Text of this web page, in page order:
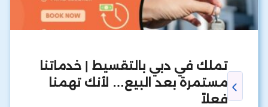
تملك في دبي بالتقسيط | خدماتنا
مستمرة بعد البيع… لأنك تهمنا
فعلاً